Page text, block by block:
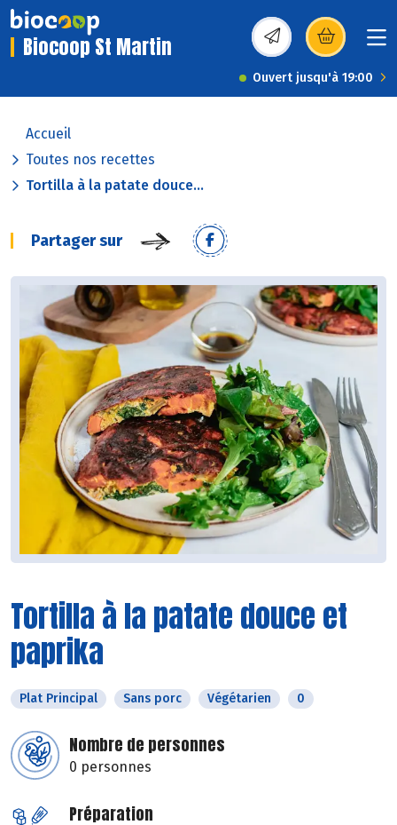
Biocoop St Martin (s’ouvre dans une
Ouvert jusqu'à 19:00
Accueil
Toutes nos recettes
Tortilla à la patate douce...
Partager sur
Tortilla à la patate douce et
paprika
Plat Principal Sans porc Végétarien 0
Nombre de personnes
0 personnes
Préparation